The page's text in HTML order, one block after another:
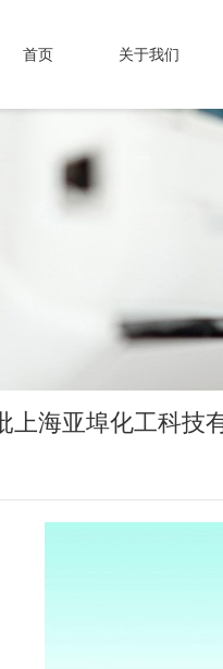
首页 关于我们
上海亚埠化工科技